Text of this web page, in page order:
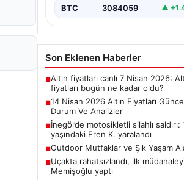
BTC 3084059 ▲
Son Eklenen Haberler
■Altın fiyatları canlı 7 Nisan 2026:
fiyatları bugün ne kadar oldu?
■14 Nisan 2026 Altın Fiyatları
Durum Ve Analizler
■İnegöl’de motosikletli silahlı saldırı:
yaşındaki Eren K. yaralandı
■Outdoor Mutfaklar ve Şık Yaşam
■Uçakta rahatsızlandı, ilk
Memişoğlu yaptı